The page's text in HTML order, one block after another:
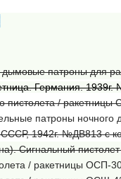
патроны для
Германия. 1939г.
пистолета /
патроны
1942г. №ДВ813 с
Сигнальный
/ ракетницы ОСП-